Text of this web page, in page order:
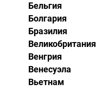
Бельгия
Болгария
Бразилия
Великобритания
Венгрия
Венесуэла
Вьетнам